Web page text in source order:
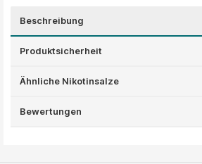
Beschreibung
Produktsicherheit
Ähnliche Nikotinsalze
Bewertungen